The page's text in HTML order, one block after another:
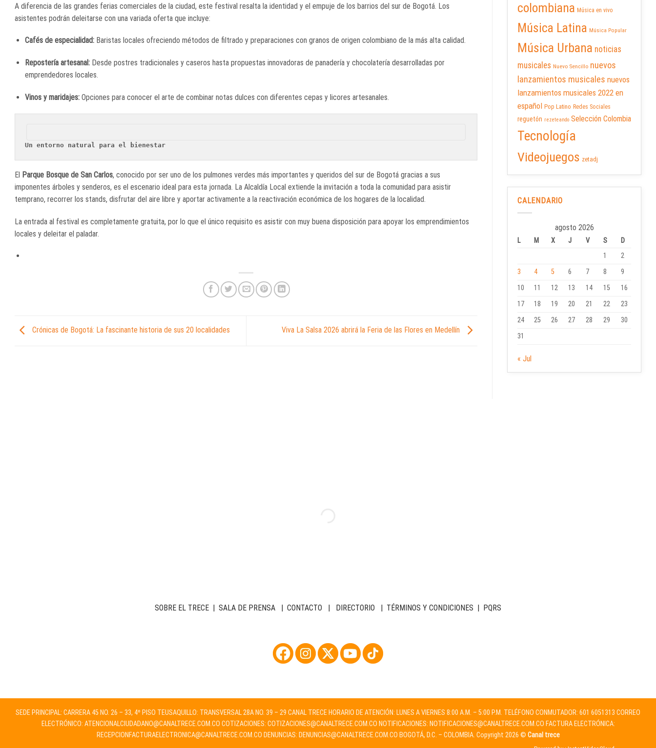
A diferencia de las grandes ferias comerciales de la ciudad, este festival resalta la identidad y el empuje de los barrios del sur de Bogotá. Los
asistentes podrán deleitarse con una variada oferta que incluye:
Cafés de especialidad:Baristas locales ofreciendo métodos de filtrado y preparaciones con granos de origen colombiano de la más alta calidad.
Repostería artesanal:Desde postres tradicionales y caseros hasta propuestas innovadoras de panadería y chocolatería desarrolladas por
emprendedores locales.
Vinos y maridajes:Opciones para conocer el arte de combinar notas dulces con diferentes cepas y licores artesanales.
Un entorno natural para el bienestar
El Parque Bosque de San Carlos, conocido por ser uno de los pulmones verdes más importantes y queridos del sur de Bogotá gracias a sus
imponentes árboles y senderos, es el escenario ideal para esta jornada. La Alcaldía Local extiende la invitación a toda la comunidad para asistir
temprano, recorrer los stands, disfrutar del aire libre y aportar activamente a la reactivación económica de los hogares de la localidad.
La entrada al festival es completamente gratuita, por lo que el único requisito es asistir con muy buena disposición para apoyar los emprendimientos
locales y deleitar el paladar.
Crónicas de Bogotá: La fascinante historia de sus 20 localidades Viva La Salsa 2026 abrirá la Feria de las Flores en Medellín
colombiana Música en vivo
Música Latina Música Popular
Música Urbana noticias
musicales Nuevo Sencillo nuevos
lanzamientos musicales nuevos
lanzamientos musicales 2022 en
español Pop Latino Redes Sociales
reguetón rezeteando Selección Colombia
Tecnología
Videojuegos zetadj
CALENDARIO
agosto 2026
L M X J V S
D
1
2
3
4 5 6 7 8
9
10
11 12 13 14 15
16
17
18 19 20 21 22
23
24
25 26 27 28 29
30
31
« Jul
SOBRE EL TRECE | SALA DE PRENSA | CONTACTO | DIRECTORIO | TÉRMINOS Y CONDICIONES | PQRS
SEDE PRINCIPAL: CARRERA 45 NO. 26 – 33, 4º PISO TEUSAQUILLO: TRANSVERSAL 28A NO. 39 – 29 CANAL TRECE HORARIO DE ATENCIÓN: LUNES A VIERNES 8:00 A.M. – 5:00 P.M. TELÉFONO CONMUTADOR: 601 6051313 CORREO
ELECTRÓNICO: ATENCIONALCIUDADANO@CANALTRECE.COM.CO COTIZACIONES: COTIZACIONES@CANALTRECE.COM.CO NOTIFICACIONES: NOTIFICACIONES@CANALTRECE.COM.CO FACTURA ELECTRÓNICA:
RECEPCIONFACTURAELECTRONICA@CANALTRECE.COM.CO DENUNCIAS: DENUNCIAS@CANALTRECE.COM.CO BOGOTÁ, D.C. – COLOMBIA. Copyright 2026 © Canal trece